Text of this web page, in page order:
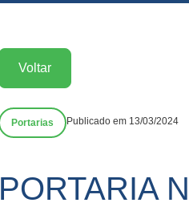
Voltar
Portarias Publicado em 13/03/2024
PORTARIA